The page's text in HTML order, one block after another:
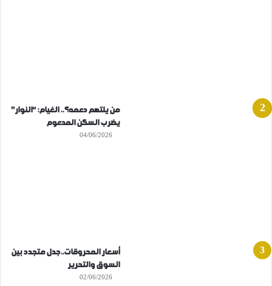
من يلتهم دعمه؟.. الغيام: “النوار”
يضرب السكن المدعوم
04/06/2026
أسعار المحروقات..جدل متجدد بين
السوق والتحرير
02/06/2026